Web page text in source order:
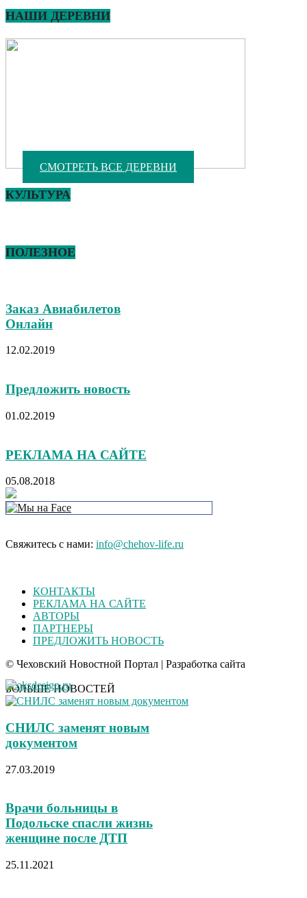
НАШИ ДЕРЕВНИ
СМОТРЕТЬ ВСЕ ДЕРЕВНИ
КУЛЬТУРА
ПОЛЕЗНОЕ
Заказ Авиабилетов
Онлайн
12.02.2019
Предложить новость
01.02.2019
РЕКЛАМА НА САЙТЕ
05.08.2018
Свяжитесь с нами: info@chehov-life.ru
КОНТАКТЫ
РЕКЛАМА НА САЙТЕ
АВТОРЫ
ПАРТНЕРЫ
ПРЕДЛОЖИТЬ НОВОСТЬ
© Чеховский Новостной Портал | Разработка сайта
БОЛЬШЕ НОВОСТЕЙ
СНИЛС заменят новым
документом
27.03.2019
Врачи больницы в
Подольске спасли жизнь
женщине после ДТП
25.11.2021